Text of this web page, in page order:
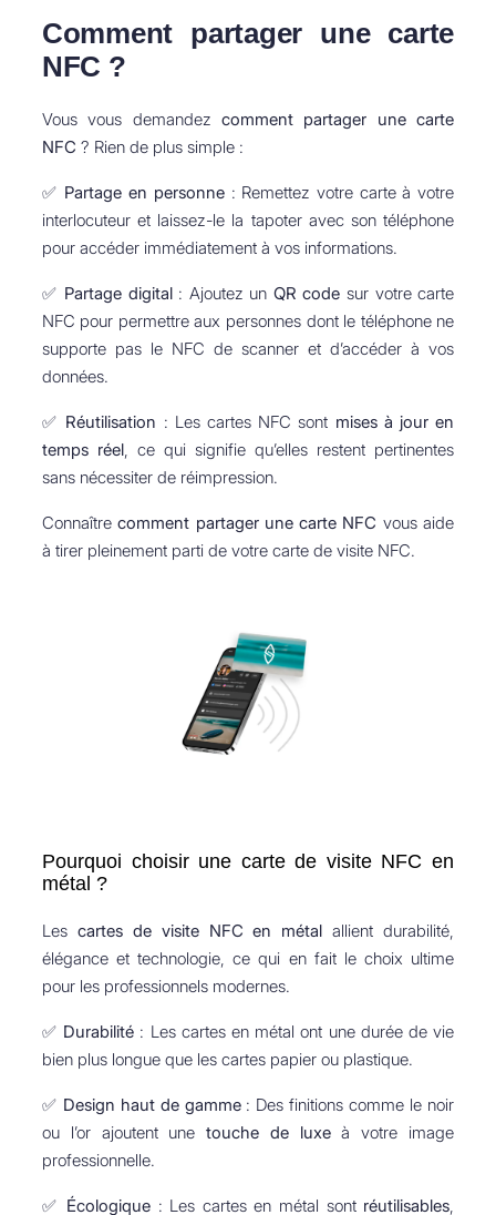
Comment partager une carte
NFC ?
Vous vous demandez comment partager une carte
NFC ? Rien de plus simple :
✅ Partage en personne: Remettez votre carte à votre
interlocuteur et laissez-le la tapoter avec son téléphone
pour accéder immédiatement à vos informations.
✅ Partage digital: Ajoutez un QR code sur votre carte
NFC pour permettre aux personnes dont le téléphone ne
supporte pas le NFC de scanner et d’accéder à vos
données.
✅ Réutilisation : Les cartes NFC sont mises à jour en
temps réel, ce qui signifie qu’elles restent pertinentes
sans nécessiter de réimpression.
Connaîtrecomment partager une carte NFC vous aide
à tirer pleinement parti de votre carte de visite NFC.
Pourquoi choisir une carte de visite NFC en
métal ?
Les cartes de visite NFC en métal allient durabilité,
élégance et technologie, ce qui en fait le choix ultime
pour les professionnels modernes.
✅ Durabilité : Les cartes en métal ont une durée de vie
bien plus longue que les cartes papier ou plastique.
✅ Design haut de gamme: Des finitions comme le noir
ou l’or ajoutent unetouche de luxeà votre image
professionnelle.
✅ Écologique : Les cartes en métal sont réutilisables